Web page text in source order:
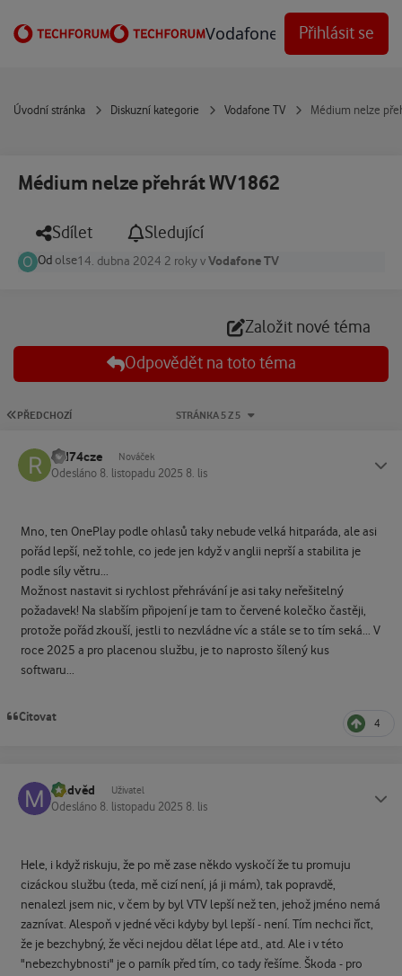
Vodafone Techforum
Přihlásit se
Úvodní stránka Diskuzní kategorie Vodafone TV Médium nelze
Médium nelze přehrát WV1862
Sdílet Sledující
Odolse14. dubna 2024 2 rokyvVodafone TV
Založit nové téma
Odpovědět na toto téma
PRVNÍ STRÁNKA
PŘEDCHOZÍ STRÁNKA 5 Z 5
red74cze Nováček
Odesláno 8. listopadu 2025 8. lis
Mno, ten OnePlay podle ohlasů taky nebude velká hitparáda, ale asi
pořád lepší, než tohle, co jede jen když v anglii neprší a stabilita je
podle síly větru...
Možnost nastavit si rychlost přehrávání je asi taky neřešitelný
požadavek! Na slabším připojení je tam to červené kolečko častěji,
protože pořád zkouší, jestli to nezvládne víc a stále se to tím seká... V
roce 2025 a pro placenou službu, je to naprosto šílený kus
softwaru...
Citovat 4
Medvěd Uživatel
Odesláno 8. listopadu 2025 8. lis
Hele, i když riskuju, že po mě zase někdo vyskočí že tu promuju
cizáckou službu (teda, mě cizí není, já ji mám), tak popravdě,
nenalezl jsem nic, v čem by byl VTV lepší než ten, jehož jméno nemá
zaznívat. Alespoň v jedné věci kdyby byl lepší - není. Tím nechci říct,
že je bezchybný, že věci nejdou dělat lépe atd., atd. Ale i v této
"nebezchybnosti" je o parník před tím, co tady řešíme. Škoda - pro